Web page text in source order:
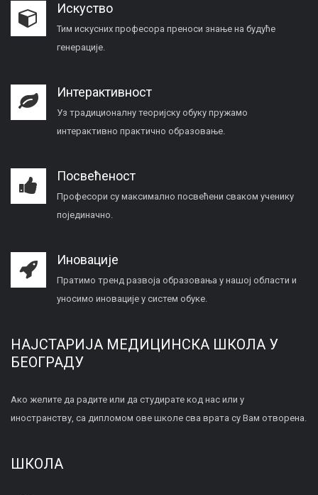
Искуство
Тим искусних професора преноси знање на будуће
генерације.
Интерактивност
Уз традиционалну теоријску обуку пружамо
интерактивно практично образовање.
Посвећеност
Професори су максимално посвећени сваком ученику
појединачно.
Иновације
Пратимо тренд развоја образовања у нашој области и
уносимо иновације у систем обуке.
НАЈСТАРИЈА МЕДИЦИНСКА ШКОЛА У
БЕОГРАДУ
Ако желите да радите или да студирате код нас или у
иностранству, са дипломом ове школе сва врата су Вам отворена.
ШКОЛА